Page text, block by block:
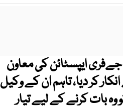
ایپسٹائن کی معاون
کر دیا، تاہم ان کے وکیل
بات کرنے کے لیے تیار